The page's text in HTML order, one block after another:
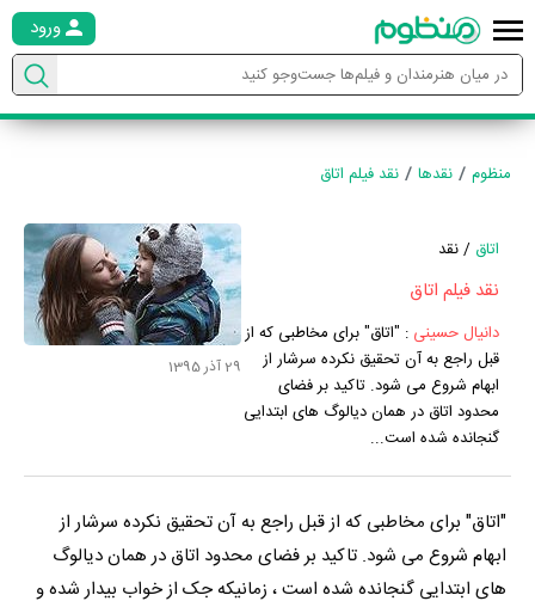
ورود
منظوم نقدها نقد فیلم اتاق
اتاق / نقد
نقد فیلم اتاق
دانیال حسینی : "اتاق" برای مخاطبی که از
قبل راجع به آن تحقیق نکرده سرشار از
ابهام شروع می شود. تاکید بر فضای
محدود اتاق در همان دیالوگ های ابتدایی
گنجانده شده است...
29 آذر 1395
"اتاق" برای مخاطبی که از قبل راجع به آن تحقیق نکرده سرشار از
ابهام شروع می شود. تاکید بر فضای محدود اتاق در همان دیالوگ
های ابتدایی گنجانده شده است ، زمانیکه جک از خواب بیدار شده و